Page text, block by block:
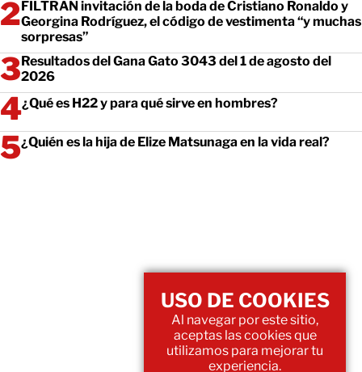
FILTRAN invitación de la boda de Cristiano Ronaldo y
Georgina Rodríguez, el código de vestimenta “y muchas
sorpresas”
Resultados del Gana Gato 3043 del 1 de agosto del
2026
¿Qué es H22 y para qué sirve en hombres?
¿Quién es la hija de Elize Matsunaga en la vida real?
USO DE COOKIES
Al navegar por este sitio,
aceptas las cookies que
utilizamos para mejorar tu
experiencia.